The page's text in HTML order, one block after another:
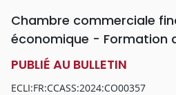
Chambre commerciale
économique - Formation
PUBLIÉ AU BULLETIN
ECLI:FR:CCASS:2024:CO00357